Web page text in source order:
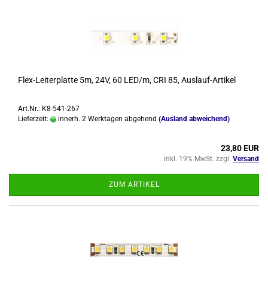
Flex-​Lei­ter­plat­te 5m, 24V, 60 LED/m, CRI 85, Auslauf-​​Ar­ti­kel
Art.Nr.: K8-541-267
Lieferzeit:
innerh. 2 Werktagen abgehend (Ausland abweichend)
23,80 EUR
inkl. 19% MwSt. zzgl. Versand
ZUM ARTIKEL